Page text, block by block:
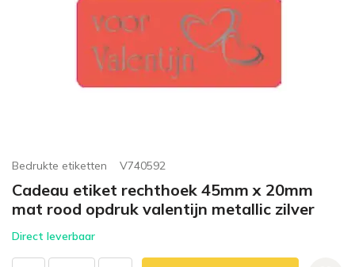
Bedrukte etiketten V740592
Cadeau etiket rechthoek 45mm x 20mm
mat rood opdruk valentijn metallic zilver
Direct leverbaar